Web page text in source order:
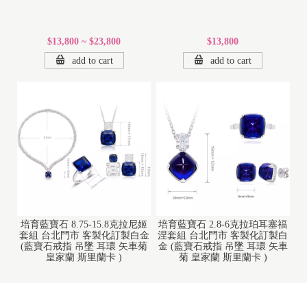
$13,800 ~ $23,800
add to cart
$13,800
add to cart
培育藍寶石 8.75-15.8克拉尼姬
套組 台北門市 客製化訂製白金
(藍寶石戒指 吊墜 耳環 矢車菊
皇家蘭 斯里蘭卡 )
培育藍寶石 2.8-6克拉珀耳塞福
涅套組 台北門市 客製化訂製白
金 (藍寶石戒指 吊墜 耳環 矢車
菊 皇家蘭 斯里蘭卡 )